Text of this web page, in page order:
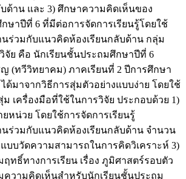
ด้าน และ 3) ศึกษาความคิดเห็นของ
ษาปีที่ 6 ที่มีต่อการจัดการเรียนรู้โดยใช้
ร่วมกับแนวคิดห้องเรียนกลับด้าน กลุ่ม
จัย คือ นักเรียนชั้นประถมศึกษาปีที่ 6
ญ (ทวีวิทยาคม) ภาคเรียนที่ 2 ปีการศึกษา
ได้มาจากวิธีการสุ่มตัวอย่างแบบง่าย โดยใช้
ม เครื่องมือที่ใช้ในการวิจัย ประกอบด้วย 1)
ยหน่วย โดยใช้การจัดการเรียนรู้
ร่วมกับแนวคิดห้องเรียนกลับด้าน จำนวน
แบบวัดความสามารถในการคิดวิเคราะห์ 3)
ทธิ์ทางการเรียน เรื่อง ภูมิศาสตร์รอบตัว
ความคิดเห็นสำหรับนักเรียนชั้นประถม